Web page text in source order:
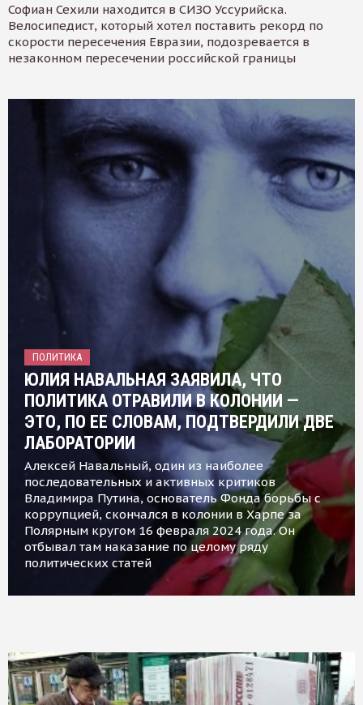
Софиан Сехили находится в СИЗО Уссурийска.
Велосипедист, который хотел поставить рекорд по
скорости пересечения Евразии, подозревается в
незаконном пересечении российской границы
ПОЛИТИКА
ЮЛИЯ НАВАЛЬНАЯ ЗАЯВИЛА, ЧТО
ПОЛИТИКА ОТРАВИЛИ В КОЛОНИИ —
ЭТО, ПО ЕЕ СЛОВАМ, ПОДТВЕРДИЛИ ДВЕ
ЛАБОРАТОРИИ
Алексей Навальный, один из наиболее
последовательных и активных критиков
Владимира Путина, основатель Фонда борьбы с
коррупцией, скончался в колонии в Харпе за
Полярным кругом 16 февраля 2024 года. Он
отбывал там наказание по целому ряду
политических статей